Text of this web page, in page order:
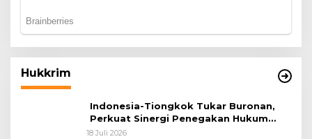
Hukkrim
Indonesia-Tiongkok Tukar Buronan,
Perkuat Sinergi Penegakan Hukum
Lintas Negara
18 Juli 2026